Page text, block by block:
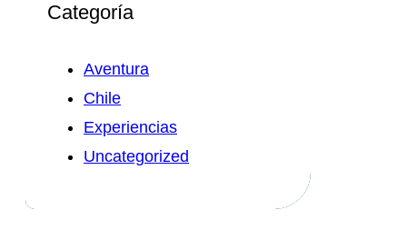
Categoría
Aventura
Chile
Experiencias
Uncategorized